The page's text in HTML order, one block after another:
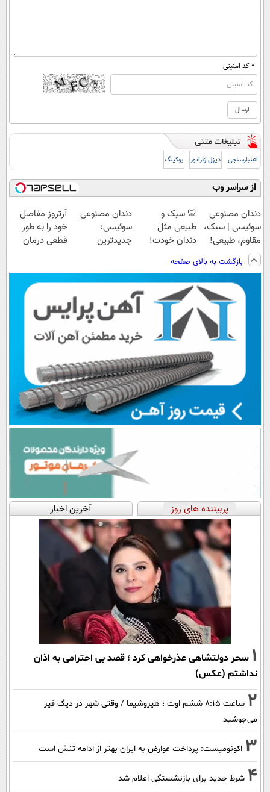
* کد امنیتی
اعتبارسنجی دیزل ژنراتور بوکینگ
از سراسر وب
دندان مصنوعی
سوئیسی | سبک،
مقاوم، طبیعی!
ویزیت
رایگان+پرداخت
اقساطی😍
🦷 سبک و
طبیعی مثل
دندان خودت!
پرداخت اقساطی
💳 📍 تهران
دندان مصنوعی
سوئیسی:
جدیدترین
پرداخت قسطی
آرتروز مفاصل
خود را به طور
قطعی درمان
بازگشت به بالای صفحه
پربیننده های روز آخرین اخبار
1 سحر دولتشاهی عذرخواهی کرد ؛ قصد بی احترامی به اذان
نداشتم (عکس)
2
ساعت ۸:۱۵ ششم اوت ؛ هیروشیما / وقتی شهر در دیگ قیر
می‌جوشید
3 اکونومیست: پرداخت عوارض به ایران بهتر از ادامه تنش است
4 شرط جدید برای بازنشستگی اعلام شد